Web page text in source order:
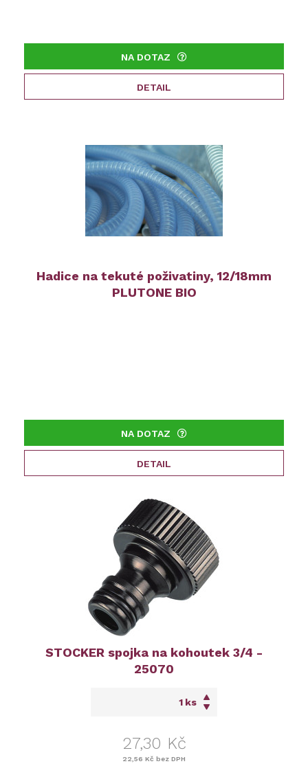
NA DOTAZ
DETAIL
Hadice na tekuté poživatiny, 12/18mm
PLUTONE BIO
NA DOTAZ
DETAIL
STOCKER spojka na kohoutek 3/4 -
25070
ks
27,30 Kč
22,56 Kč bez DPH